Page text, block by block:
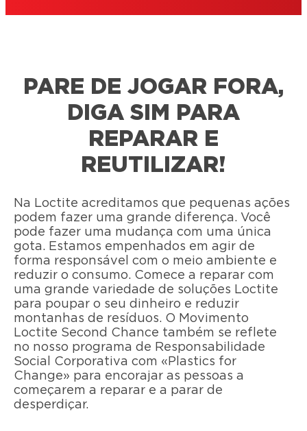
PARE DE JOGAR FORA,
DIGA SIM PARA
REPARAR E
REUTILIZAR!
Na Loctite acreditamos que pequenas ações
podem fazer uma grande diferença. Você
pode fazer uma mudança com uma única
gota. Estamos empenhados em agir de
forma responsável com o meio ambiente e
reduzir o consumo. Comece a reparar com
uma grande variedade de soluções Loctite
para poupar o seu dinheiro e reduzir
montanhas de resíduos. O Movimento
Loctite Second Chance também se reflete
no nosso programa de Responsabilidade
Social Corporativa com «Plastics for
Change» para encorajar as pessoas a
começarem a reparar e a parar de
desperdiçar.